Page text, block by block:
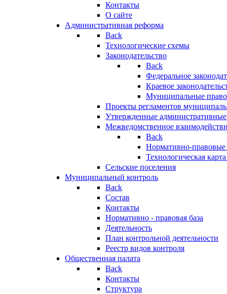
Контакты
О сайте
Административная реформа
Back
Технологические схемы
Законодательство
Back
Федеральное
Краевое
Муниципальные
Проекты регламентов
Утвержденные
Межведомственное
Back
Нормативно-правовые
Технологическая
Сельские поселения
Муниципальный контроль
Back
Состав
Контакты
Нормативно - правовая база
Деятельность
План контрольной деятельности
Реестр видов контроля
Общественная палата
Back
Контакты
Структура